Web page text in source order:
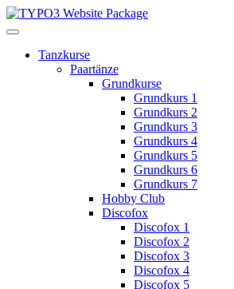
Tanzkurse
Paartänze
Grundkurse
Grundkurs 1
Grundkurs 2
Grundkurs 3
Grundkurs 4
Grundkurs 5
Grundkurs 6
Grundkurs 7
Hobby Club
Discofox
Discofox 1
Discofox 2
Discofox 3
Discofox 4
Discofox 5